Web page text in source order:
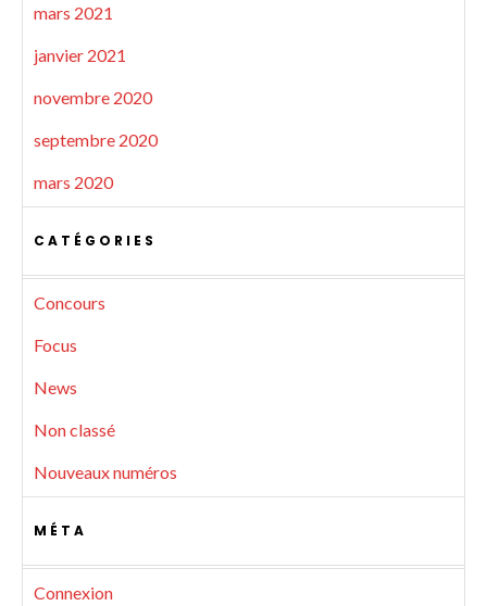
mars 2021
janvier 2021
novembre 2020
septembre 2020
mars 2020
CATÉGORIES
Concours
Focus
News
Non classé
Nouveaux numéros
MÉTA
Connexion